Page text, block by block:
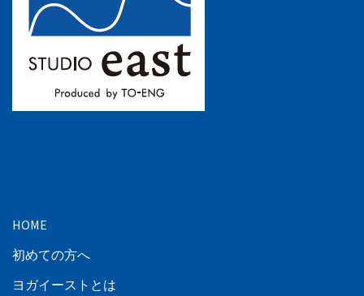
HOME
初めての方へ
ヨガイーストとは